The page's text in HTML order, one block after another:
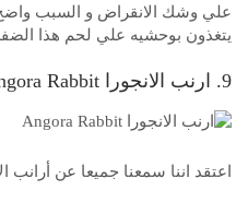
علي وشك الانقراض و السبب
يتغذون بوحشيه علي لحم هذا
9. ارنب الانجورا Angora Rabbit
اعتقد اننا سمعنا جميعا عن أرانب